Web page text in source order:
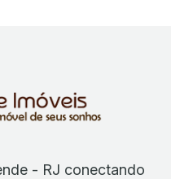
- RJ conectando